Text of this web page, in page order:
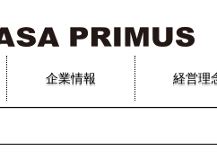
企業情報 経営理